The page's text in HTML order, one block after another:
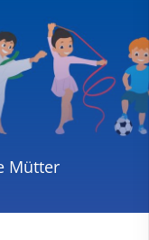
Mütter